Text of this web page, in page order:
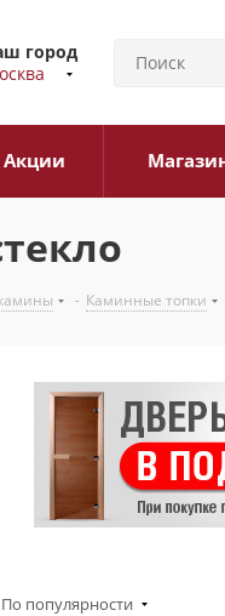
город
Акции
- Каминные топки
По популярности